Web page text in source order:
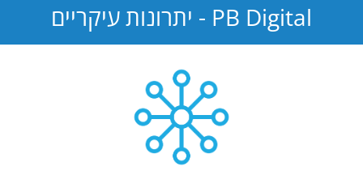
PB Digital - יתרונות עיקריים